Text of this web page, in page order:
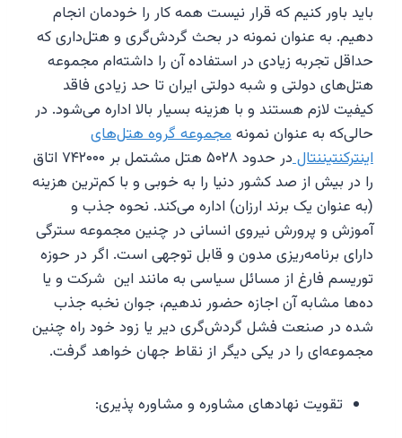
باید باور کنیم که قرار نیست همه کار را خودمان انجام
دهیم. به عنوان نمونه در بحث گردش‌گری و هتل‌داری که
حداقل تجربه زیادی در استفاده آن را داشته‌ام مجموعه
هتل‌های دولتی و شبه دولتی ایران تا حد زیادی فاقد
کیفیت لازم هستند و با هزینه بسیار بالا اداره می‌شود. در
حالی‌که به عنوان نمونهمجموعه گروه هتل‌های
اینترکنتیننتال
در حدود ۵۰۲۸ هتل مشتمل بر ۷۴۲۰۰۰ اتاق
را در بیش از صد کشور دنیا را به خوبی و با کم‌ترین هزینه
(به عنوان یک برند ارزان) اداره می‌کند. نحوه جذب و
آموزش و پرورش نیروی انسانی در چنین مجموعه سترگی
دارای برنامه‌ریزی مدون و قابل توجهی است. اگر در حوزه
توریسم فارغ از مسائل سیاسی به مانند این شرکت و یا
ده‌ها مشابه آن اجازه حضور ندهیم، جوان نخبه جذب
شده در صنعت فشل گردش‌گری دیر یا زود خود راه چنین
مجموعه‌ای را در یکی دیگر از نقاط جهان خواهد گرفت.
تقویت نهادهای مشاوره و مشاوره پذیری: